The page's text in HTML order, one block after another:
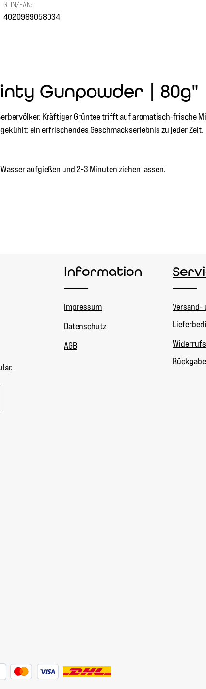
GTIN/EAN:
4020989058034
Gunpowder | 80g"
Kräftiger Grüntee trifft auf aromatisch-frische
ein erfrischendes Geschmackserlebnis zu jeder Zeit.
aufgießen und 2-3 Minuten ziehen lassen.
.
Information
Impressum
Datenschutz
AGB
Versand-